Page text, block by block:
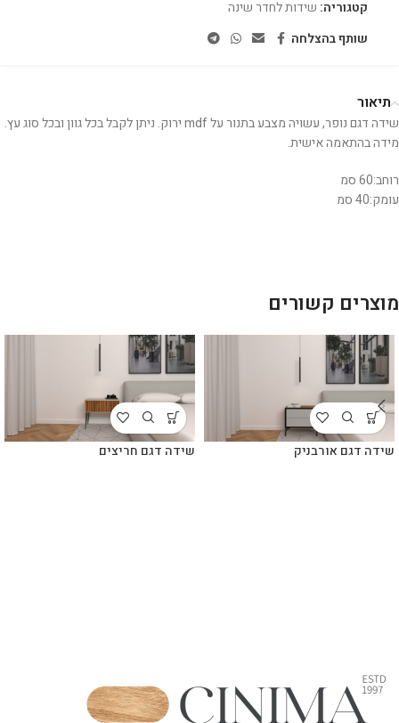
קטגוריה: שידות לחדר שינה
שותף בהצלחה
תיאור
שידה דגם נופר, עשויה מצבע בתנור על mdf ירוק. ניתן לקבל בכל גוון ובכל סוג עץ.
מידה בהתאמה אישית.
רוחב:60 סמ
עומק:40 סמ
מוצרים קשורים
שידה דגם אורבניק שידה דגם חריצים